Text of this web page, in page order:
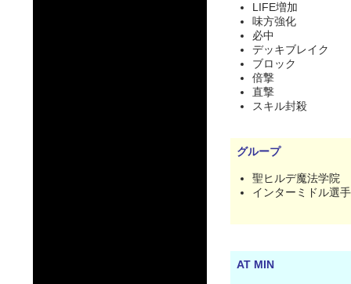
LIFE増加
味方強化
必中
デッキブレイク
ブロック
倍撃
直撃
スキル封殺
グループ
聖ヒルデ魔法学院
インターミドル選手
AT MIN